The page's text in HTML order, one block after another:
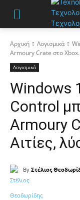
Αρχική Λογισμικά
Armoury Crate στο
Λογισμικά
Windows
Control
Armoury
Αιτίες,
By Στέλιος